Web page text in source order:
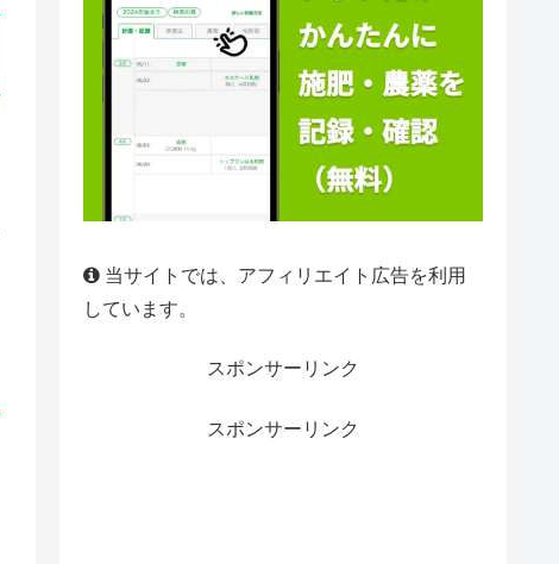
当サイトでは、アフィリエイト広告を利用
しています。
スポンサーリンク
スポンサーリンク